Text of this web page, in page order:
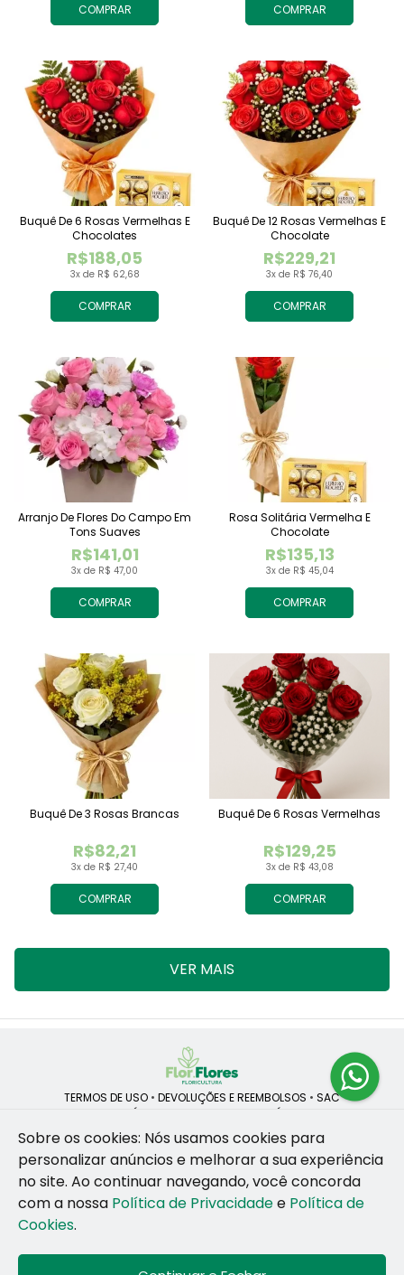
COMPRAR COMPRAR
COMPRAR
3x de R$ 62,68
R$188,05
Buquê De 6 Rosas Vermelhas E
Chocolates
COMPRAR
3x de R$ 76,40
R$229,21
Buquê De 12 Rosas Vermelhas E
Chocolate
COMPRAR
3x de R$ 47,00
R$141,01
Arranjo De Flores Do Campo Em
Tons Suaves
COMPRAR
3x de R$ 45,04
R$135,13
Rosa Solitária Vermelha E
Chocolate
COMPRAR
3x de R$ 27,40
R$82,21
Buquê De 3 Rosas Brancas
COMPRAR
3x de R$ 43,08
R$129,25
Buquê De 6 Rosas Vermelhas
VER MAIS
TERMOS DE USO • DEVOLUÇÕES E REEMBOLSOS • SAC
POLÍTICA DE PRIVACIDADE POLÍTICA DE COOKIES
ROSANE CRISTINA LINS DE VESCONCELOS | CNPJ: 55.381.783/0001-92
CAIS SANTA RITA, no SN, BOX 34-35, Sao Jose - Recife - PE - 50020-
© 2024-2026 - Todos os direitos reservados - Desenvolvido por
Sobre os cookies: Nós usamos cookies para
personalizar anúncios e melhorar a sua experiência
no site. Ao continuar navegando, você concorda
com a nossa Política de Privacidadee Política de
Cookies.